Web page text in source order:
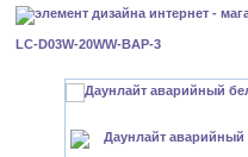
LC-D03W-20WW-BAP-3